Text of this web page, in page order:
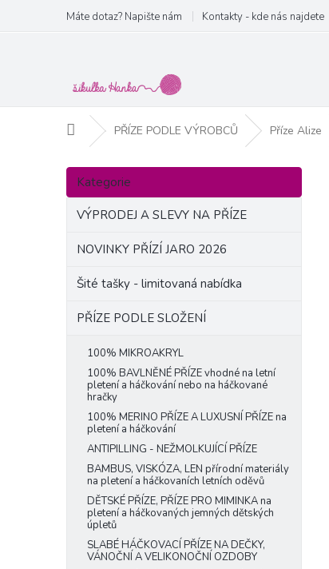
obsah
Máte dotaz? Napište nám Kontakty - kde nás najdete
Domů PŘÍZE PODLE VÝROBCŮ Příze Alize
P
s
Přeskočit
kategorie
Kategorie
VÝPRODEJ A SLEVY NA PŘÍZE
NOVINKY PŘÍZÍ JARO 2026
Šité tašky - limitovaná nabídka
PŘÍZE PODLE SLOŽENÍ
100% MIKROAKRYL
100% BAVLNĚNÉ PŘÍZE vhodné na letní
pletení a háčkování nebo na háčkované
hračky
100% MERINO PŘÍZE A LUXUSNÍ PŘÍZE na
pletení a háčkování
ANTIPILLING - NEŽMOLKUJÍCÍ PŘÍZE
BAMBUS, VISKÓZA, LEN přírodní materiály
na pletení a háčkovaních letních oděvů
DĚTSKÉ PŘÍZE, PŘÍZE PRO MIMINKA na
pletení a háčkovaných jemných dětských
úpletů
SLABÉ HÁČKOVACÍ PŘÍZE NA DEČKY,
VÁNOČNÍ A VELIKONOČNÍ OZDOBY